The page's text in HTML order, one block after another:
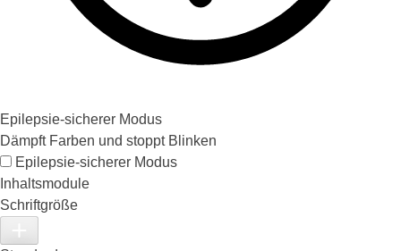
Epilepsie-sicherer Modus
Dämpft Farben und stoppt Blinken
Epilepsie-sicherer Modus
Inhaltsmodule
Schriftgröße